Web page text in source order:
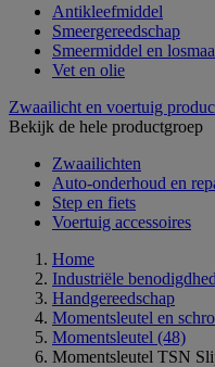
Antikleefmiddel
Smeergereedschap
Smeermiddel en
Vet en olie
Zwaailicht en voertuig
Bekijk de hele productgroep
Zwaailichten
Auto-onderhoud en
Step en fiets
Voertuig accessoires
Home
Industriële
Handgereedschap
Momentsleutel en
Momentsleutel (48)
Momentsleutel TSN